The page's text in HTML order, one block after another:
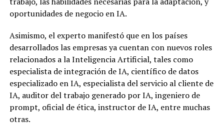
oportunidades de negocio en IA.
Asimismo, el experto manifestó que en los países
desarrollados las empresas ya cuentan con nuevos roles
relacionados a la Inteligencia Artificial, tales como
especialista de integración de IA, científico de datos
especializado en IA, especialista del servicio al cliente de
IA, auditor del trabajo generado por IA, ingeniero de
prompt, oficial de ética, instructor de IA, entre muchas
otras.